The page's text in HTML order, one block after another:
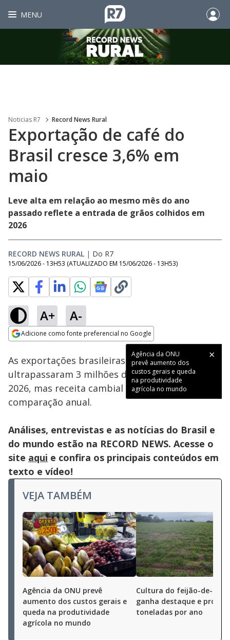
MENU
Noticias R7 Record News Rural
Exportação de café do
Brasil cresce 3,6% em
maio
Leve alta em relação ao mesmo mês do ano
passado reflete a entrada de grãos colhidos em
2026
RECORD NEWS RURAL | Do R7
15/06/2026 - 13H53 (ATUALIZADO EM 15/06/2026 - 13H53)
A+ A-
Adicione como fonte preferencial no Google
Agência da ONU
prevê aumento dos
custos gerais e queda
na produtividade
agrícola no mundo
Ativar
Loaded:
8.82%
As exportações brasileiras de café
ultrapassaram 3 milhões de sacas em maio de
2026, mas receita cambial caiu 16% na
comparação anual.
Análises, entrevistas e as notícias do Brasil e
do mundo estão na RECORD NEWS. Acesse o
site aqui e confira os principais conteúdos em
texto e vídeo!
VEJA TAMBÉM
Agência da ONU prevê
aumento dos custos gerais e
queda na produtividade
agrícola no mundo
Cultura do feijão-de-
ganha destaque e produz
toneladas por ano